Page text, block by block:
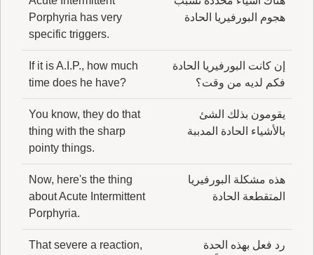
هجوم البورفيريا الحادة
Porphyria has very
specific triggers.
إن كانت البورفيريا الحادة
فكم لديه من وقت؟
If it is A.I.P., how much
time does he have?
يقومون بذلك الشئ
بالأشياء الحادة المدببة
You know, they do that
thing with the sharp
pointy things.
هذه مشكلة البورفيريا
المتقطعة الحادة
Now, here's the thing
about Acute Intermittent
Porphyria.
رد فعل بهذه الحدة
That severe a reaction,